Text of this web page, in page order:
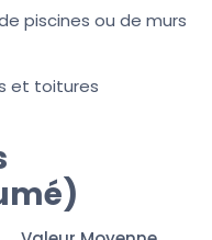
piscines ou de murs
et toitures